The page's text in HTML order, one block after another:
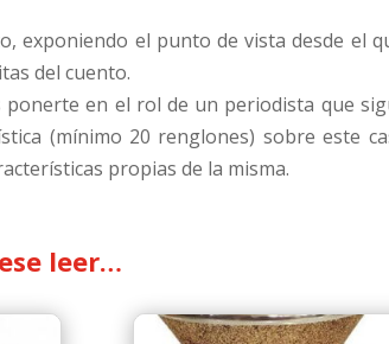
exponiendo el punto de vista desde el
del cuento.
en el rol de un periodista que
(mínimo 20 renglones) sobre este
propias de la misma.
leer…